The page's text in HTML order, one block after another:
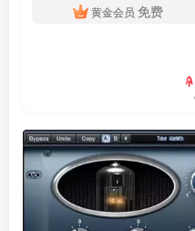
黄金会员 免费